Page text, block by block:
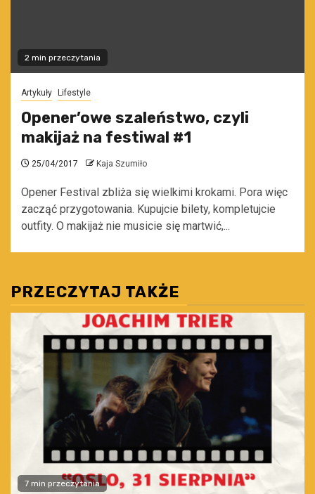
2 min przeczytania
Artykuły Lifestyle
Opener’owe szaleństwo, czyli
makijaż na festiwal #1
25/04/2017 Kaja Szumiło
Opener Festival zbliża się wielkimi krokami. Pora więc
zacząć przygotowania. Kupujcie bilety, kompletujcie
outfity. O makijaż nie musicie się martwić,...
PRZECZYTAJ TAKŻE
7 min przeczytania